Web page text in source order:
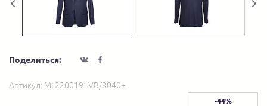
Поделиться:
Артикул: MI 2200191VB/8040+
-44%